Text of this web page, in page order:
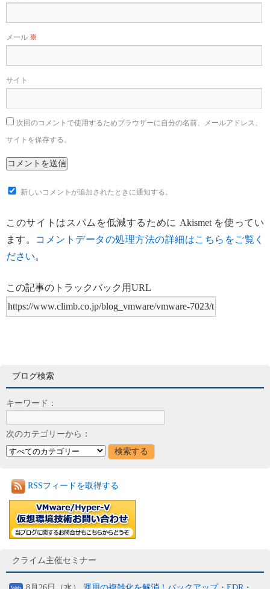
メール ※
サイト
次回のコメントで使用するためブラウザーに自分の名前、メールアドレス、
サイトを保存する。
新しいコメントが追加されたときに通知する。
このサイトはスパムを低減するために Akismet を使ってい
ます。 コメントデータの処理方法の詳細はこちらをご覧く
ださい。
この記事のトラックバック用URL
ブログ検索
キーワード：
次のカテゴリーから：
RSSフィードを取得する
クライム主催セミナー